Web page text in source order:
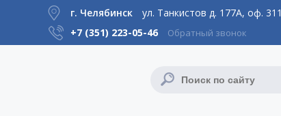
г. Челябинск
ул. Танкистов д. 177А, оф. 311
+7 (351) 223-05-46 Обратный звонок